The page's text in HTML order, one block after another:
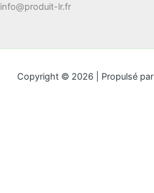
info@produit-lr.fr
Copyright © 2026 | Propulsé par